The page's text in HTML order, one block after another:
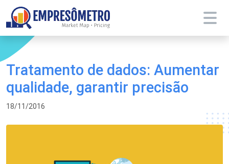
Tratamento de dados: Aumentar
qualidade, garantir precisão
18/11/2016